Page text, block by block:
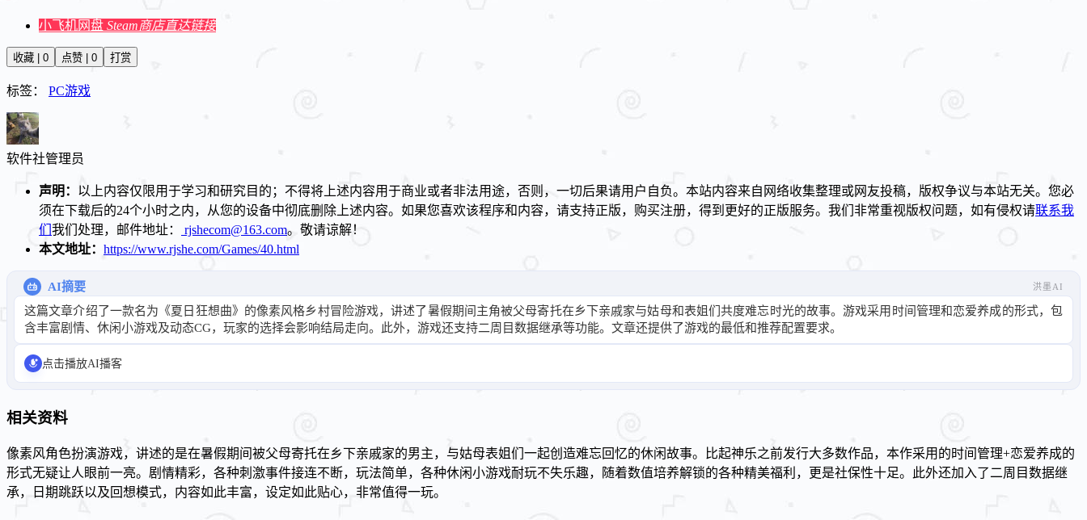
小飞机网盘 Steam商店直达链接
收藏 | 0 点赞 | 0 打赏
标签： PC游戏
软件社管理员
声明： 以上内容仅限用于学习和研究目的；不得将上述内容用于商业或者非法用途，否则，一切后果请用户自负。本站内容来自网络收集整理或网友投稿，版权争议与本站无关。您必
须在下载后的24个小时之内，从您的设备中彻底删除上述内容。如果您喜欢该程序和内容，请支持正版，购买注册，得到更好的正版服务。我们非常重视版权问题，如有侵权请联系我
们 我们处理，邮件地址： rjshecom@163.com。敬请谅解！
本文地址： https://www.rjshe.com/Games/40.html
AI摘要 洪墨AI
这篇文章介绍了一款名为《夏日狂想曲》的像素风格乡村冒险游戏，讲述了暑假期间主角被父母寄托在乡下亲戚家与姑母和表姐们共度难忘时光的故事。游戏采用时间管理和恋爱养成的形式，包
含丰富剧情、休闲小游戏及动态CG，玩家的选择会影响结局走向。此外，游戏还支持二周目数据继承等功能。文章还提供了游戏的最低和推荐配置要求。
点击播放AI播客
相关资料
像素风角色扮演游戏，讲述的是在暑假期间被父母寄托在乡下亲戚家的男主，与姑母表姐们一起创造难忘回忆的休闲故事。比起神乐之前发行大多数作品，本作采用的时间管理+恋爱养成的
形式无疑让人眼前一亮。剧情精彩，各种刺激事件接连不断，玩法简单，各种休闲小游戏耐玩不失乐趣，随着数值培养解锁的各种精美福利，更是社保性十足。此外还加入了二周目数据继
承，日期跳跃以及回想模式，内容如此丰富，设定如此贴心，非常值得一玩。